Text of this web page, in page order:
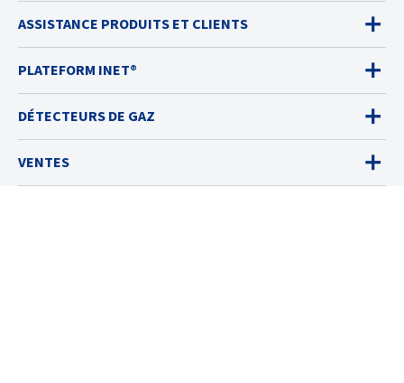
ASSISTANCE PRODUITS ET CLIENTS
PLATEFORM INET®
DÉTECTEURS DE GAZ
VENTES